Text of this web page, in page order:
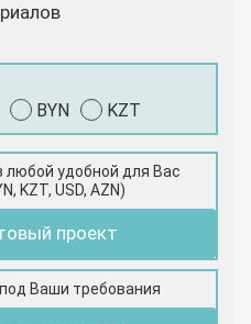
BYN KZT
любой удобной для Вас
KZT, USD, AZN)
проект
Ваши требования